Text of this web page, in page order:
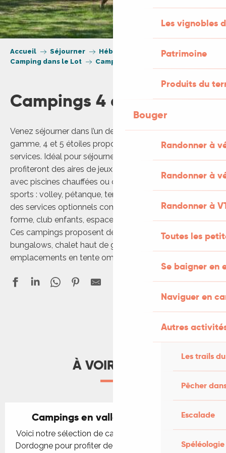
Les vignobles
Patrimoine
Produits du
Bouger
Randonner à
Randonner à
Randonner à
Toutes les
Se baigner en
Naviguer en
Autres
Les trails
Pêcher
Escalade
Spéléologie
Accueil Séjourner
Hébergement
Camping dans le Lot
Campings 4 et 5 étoiles
Campings 4 et 5 étoiles
Venez séjourner dans l’un de nos campings haut de
gamme, 4 et 5 étoiles proposant une large gammes de
services. Idéal pour séjourner en famille, vos enfants
profiteront des aires de jeux, des espaces aquatiques
avec piscines chauffées ou couvertes et terrains de
sports : volley, pétanque, tennis… Certains proposeront
des services optionnels comme une salle de remise en
forme, club enfants, espace bien-être avec sauna etc.
Ces campings proposent des locations mobil-home,
bungalows, chalet haut de gamme et des
emplacements en tente ombragés et spacieux.
Camping La Paille Basse-Vagues océanes
Camping le Séquoïa
Camping Les Ondines
Camping Les Trois Sources
À VOIR AUSSI
Campings en vallée de la Dordogne
Voici notre sélection de campings dans la Vallée de la
Dordogne pour profiter de la rivière et de sites comme